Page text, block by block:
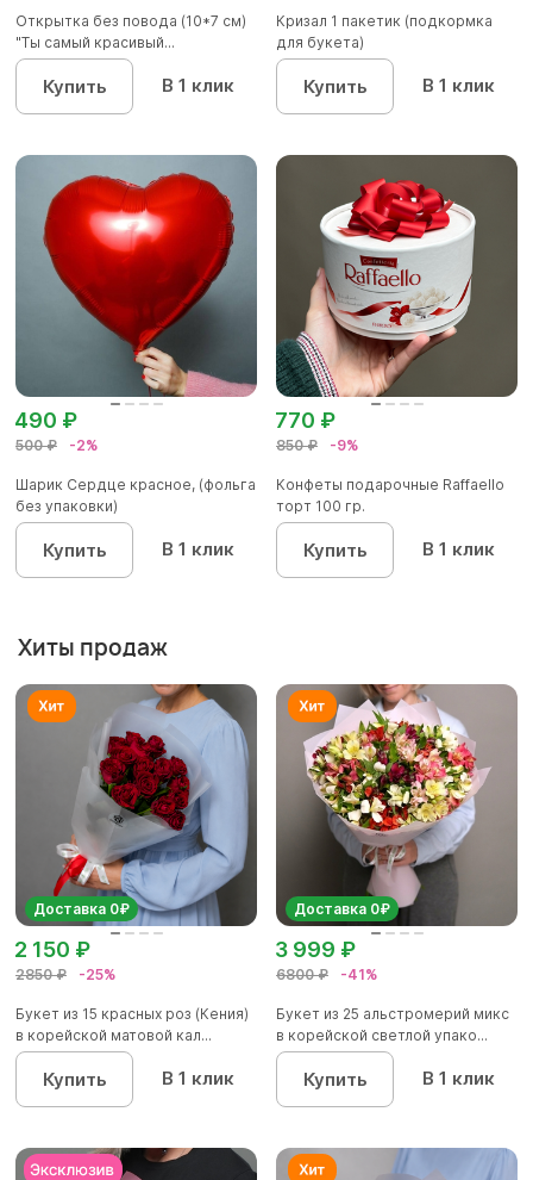
Открытка без повода (10*7 см)
"Ты самый красивый...
Купить В 1 клик
Кризал 1 пакетик (подкормка
для букета)
Купить В 1 клик
500 ₽ -2%
490 ₽
Шарик Сердце красное, (фольга
без упаковки)
Купить В 1 клик
850 ₽ -9%
770 ₽
Конфеты подарочные Raffaello
торт 100 гр.
Купить В 1 клик
Хиты продаж
Доставка 0₽
2850 ₽ -25%
2 150 ₽
Букет из 15 красных роз (Кения)
в корейской матовой кал...
Купить В 1 клик
Доставка 0₽
6800 ₽ -41%
3 999 ₽
Букет из 25 альстромерий микс
в корейской светлой упако...
Купить В 1 клик